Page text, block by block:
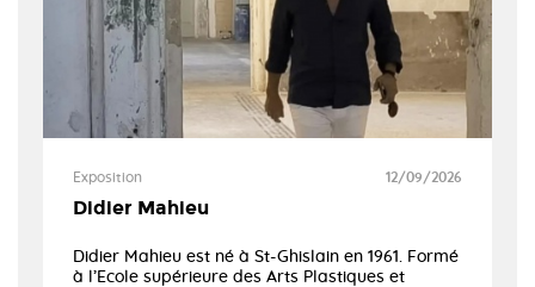
Exposition 12/09/2026
Didier Mahieu
Didier Mahieu est né à St-Ghislain en 1961. Formé
à l’Ecole supérieure des Arts Plastiques et